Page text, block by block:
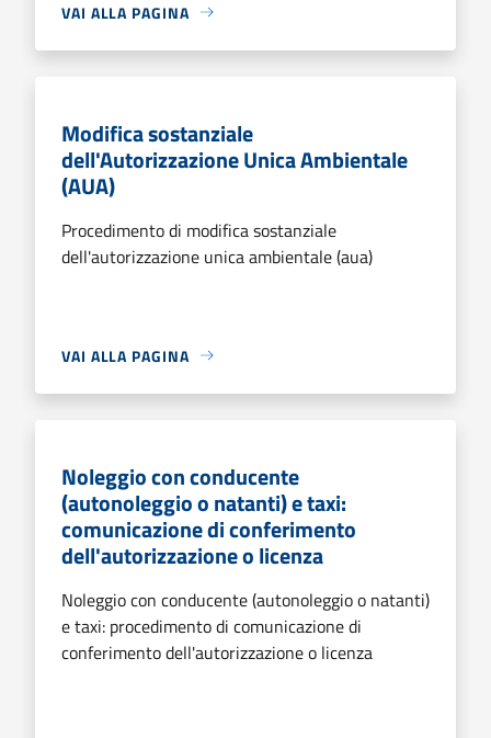
VAI ALLA PAGINA
Modifica sostanziale
dell'Autorizzazione Unica Ambientale
(AUA)
Procedimento di modifica sostanziale
dell'autorizzazione unica ambientale (aua)
VAI ALLA PAGINA
Noleggio con conducente
(autonoleggio o natanti) e taxi:
comunicazione di conferimento
dell'autorizzazione o licenza
Noleggio con conducente (autonoleggio o natanti)
e taxi: procedimento di comunicazione di
conferimento dell'autorizzazione o licenza